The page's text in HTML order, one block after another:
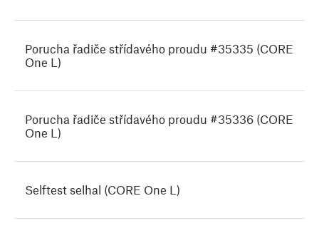
Porucha řadiče střídavého proudu #35335 (CORE
One L)
Porucha řadiče střídavého proudu #35336 (CORE
One L)
Selftest selhal (CORE One L)